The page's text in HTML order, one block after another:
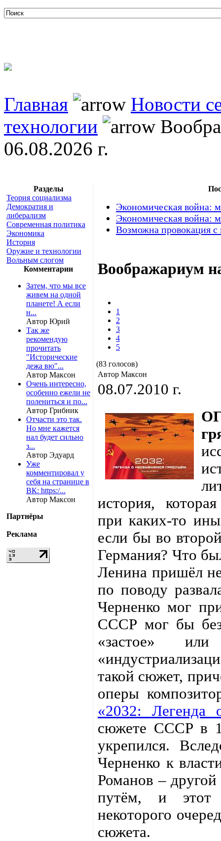
Главная
Новости
технологии
06.08.2026 г.
Разделы
Теория социализма
Демократия и
либерализм
Современная политика
Экономика
История
Оружие и технологии
Вольным слогом
Комментарии
Затем, что мы все
живем на одной
планете! А если
н...
Автор Юрий
Так же
рекомендую
прочитать
"Исторические
дежа вю"...
Автор Максон
Очень интересно,
особенно ежели не
полениться и по...
Автор Грибник
Отчасти это так.
Но мне кажется
нал будет сильно
з...
Автор Эдуард
Уже
комментировал у
себя на странице в
ВК: https:/...
Автор Максон
Партнёры
Реклама
Экономическая война:
Экономическая война:
Возможна провокация
Воображариум
1
2
3
4
5
(83 голосов)
Автор Максон
08.07.2010 г.
история,
при каких-то
если бы во
Германия? Что
Ленина пришёл
по поводу
Черненко мог
СССР мог бы без
«застое»
такой сюжет,
оперы
«2032: Легенда
сюжете СССР в
укрепился.
Черненко к
Романов –
путём, и этот
некоторого
сюжета.